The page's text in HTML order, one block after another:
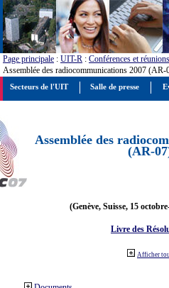
Page principale : UIT-R : Conférences et réunions
Assemblée des radiocommunications 2007 (AR-
Assemblée des
(AR-
(Genève, Suisse, 15
Livre des
Afficher
Secteurs de l'UIT Salle de presse